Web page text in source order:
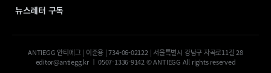
뉴스레터 구독
ANTIEGG 안티에그 | 이준용 | 734-06-02122 | 서울특별시 강남구 자곡로11길 28
editor@antiegg.kr ㅣ 0507-1336-9142 © ANTIEGG All rights reserved